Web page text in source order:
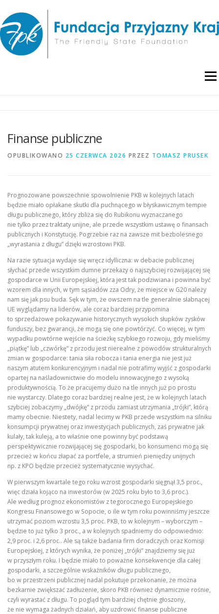
treści
Menu
Finanse publiczne
OPUBLIKOWANO 25 CZERWCA 2026 PRZEZ TOMASZ PRUSEK
Prognozowane powszechnie spowolnienie PKB w kolejnych latach
będzie miało opłakane skutki dla puchnącego w błyskawicznym tempie
długu publicznego, który zbliża się do Rubikonu wyznaczanego
nie tylko przez traktaty unijne, ale przede wszystkim ustawę o finansach
publicznych i Konstytucję. Pogrzebie raz na zawsze mit bezbolesnego
„wyrastania z długu” dzięki wzrostowi PKB.
Na razie sytuacja wydaje się wręcz idylliczna: w debacie publicznej
słychać przede wszystkim dumne przekazy o najszybciej rozwijającej się
gospodarce w Unii Europejskiej, która jest tak podziwiana i powinna być
wzorem dla innych, w tym sąsiadów zza Odry, że miejsce w G20 należy
nam się jak psu buda. Sęk w tym, że owszem na tle generalnie słabnącej
UE wyglądamy na liderów, ale coraz bardziej przypomina
to sprzedażowe pokazywanie historycznych wysokich słupków zysków
funduszy, bez gwarancji, że mogą się one powtórzyć. Co więcej, w tym
wypadku powtórne wejście na ścieżkę szybkiego rozwoju, gdy mieliśmy
„piątkę” lub „czwórkę” z przodu jest nierealne z powodów strukturalnych
zmian w gospodarce: tania siła robocza i tania energia nie jest już
naszym atutem konkurencyjnym i nadal nie potrafimy wyjść z gospodarki
opartej na naśladownictwie do modelu innowacyjnego z wysoką
produktywnością. To że pracujemy dużo na tle innych już po prostu
nie wystarczy. Dlatego coraz bardziej realne jest, że w kolejnych latach
szybciej zobaczymy „dwójkę” z przodu zamiast utrzymania „trójki”, którą
mamy obecnie. Niestety, nadal lecimy w PKB przede wszystkim na silniku
konsumpcji prywatnej oraz inwestycjach publicznych, zaś prywatne jak
kulały, tak kuleją, a to właśnie one powinny być podstawą
perspektywicznie rozwijającej się gospodarki, bo konsumenci mogą się
przecież w końcu złapać za portfele, a strumień pieniędzy unijnych
np. z KPO będzie przecież systematycznie wysychać.
W pierwszym kwartale tego roku wzrost gospodarki sięgnął 3,5 proc.,
więc działa kojąco na inwestorów (w 2025 roku było to 3,6 proc.).
Ale według prognoz ekonomistów z tegorocznego Europejskiego
Kongresu Finansowego w Sopocie, o ile w tym roku powinniśmy jeszcze
utrzymać poziom wzrostu 3,5 proc. PKB, to w kolejnym – wyborczym –
będzie to już tylko 3 proc., a w kolejnych spadniemy do odpowiednio:
2,9 proc. i 2,6 proc.. Ale są także badania firm doradczych oraz Komisji
Europejskiej, z których wynika, że poniżej „trójki” znajdziemy się już
w przyszłym roku. I będzie miało to poważne konsekwencje dla całej
gospodarki, a szczególnie wskaźników długu publicznego,
bo w przestrzeni publicznej nadal pokutuje przekonanie, że można
bezkarnie zwiększać zadłużenie, skoro PKB również dynamicznie rośnie,
czyli wyrastać z długu. To pogląd tym bardziej chętnie głoszony,
że nie wymaga żadnych działań, aby uzdrowić finanse publiczne